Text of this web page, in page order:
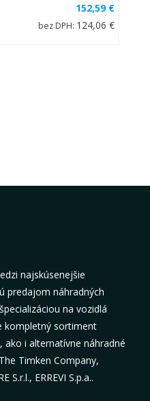
152,59 €
bez DPH: 124,06 €
najskúsenejšie
predajom náhradných
na vozidlá
kompletný sortiment
ako i alternatívne náhradné
Timken Company,
S.r.l., ERREVI S.p.a..